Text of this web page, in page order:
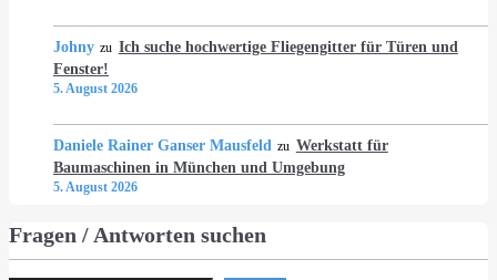
Johny zu Ich suche hochwertige Fliegengitter für Türen und
Fenster!
5. August 2026
Daniele Rainer Ganser Mausfeld zu Werkstatt für
Baumaschinen in München und Umgebung
5. August 2026
Fragen / Antworten suchen